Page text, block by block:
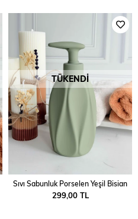
TÜKENDI
Sıvı Sabunluk Porselen Yeşil Bisian
299,00 TL